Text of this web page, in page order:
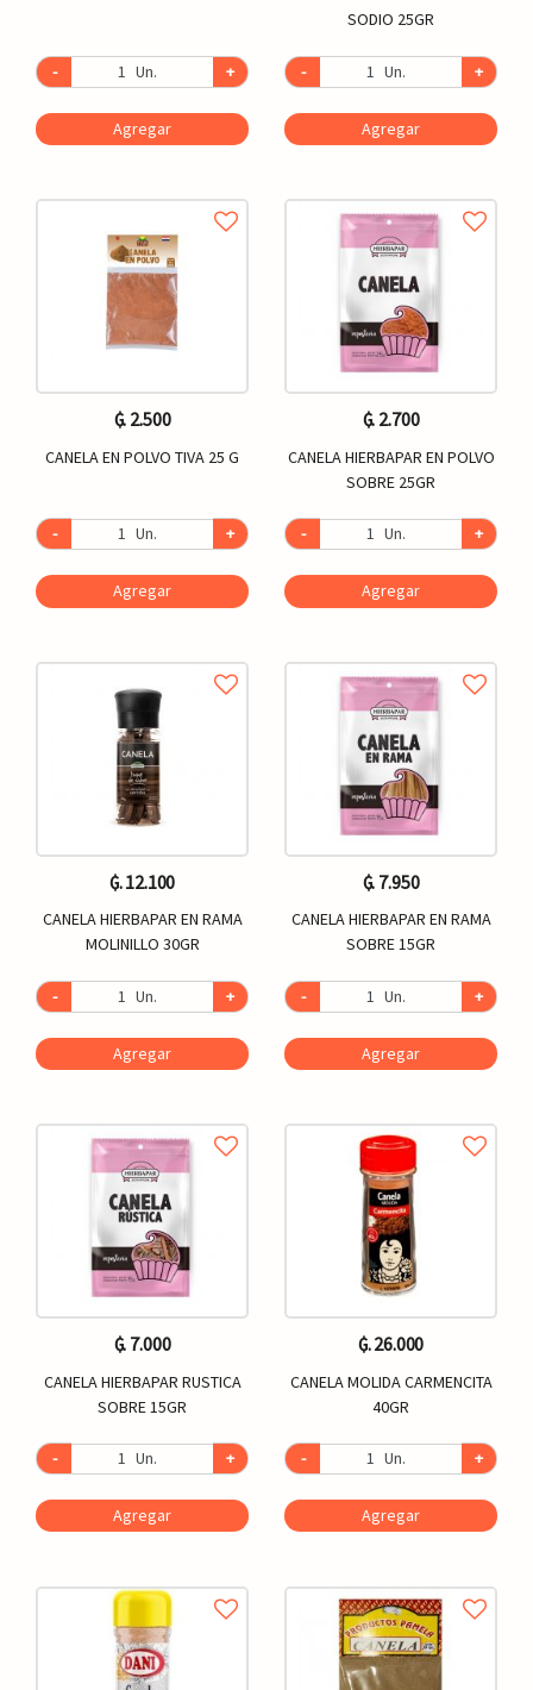
- Un. +
Agregar
SODIO 25GR
- Un. +
Agregar
₲. 2.500
CANELA EN POLVO TIVA 25 G
- Un. +
Agregar
₲. 2.700
CANELA HIERBAPAR EN POLVO
SOBRE 25GR
- Un. +
Agregar
₲. 12.100
CANELA HIERBAPAR EN RAMA
MOLINILLO 30GR
- Un. +
Agregar
₲. 7.950
CANELA HIERBAPAR EN RAMA
SOBRE 15GR
- Un. +
Agregar
₲. 7.000
CANELA HIERBAPAR RUSTICA
SOBRE 15GR
- Un. +
Agregar
₲. 26.000
CANELA MOLIDA CARMENCITA
40GR
- Un. +
Agregar